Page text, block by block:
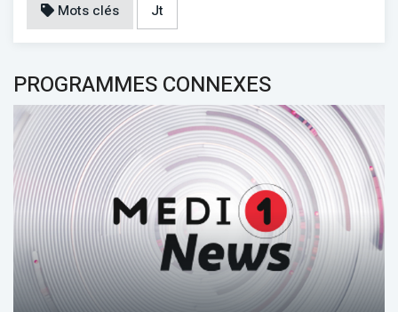
Mots clés Jt
PROGRAMMES CONNEXES